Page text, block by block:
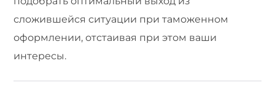
сложившейся ситуации при таможенном
оформлении, отстаивая при этом ваши
интересы.